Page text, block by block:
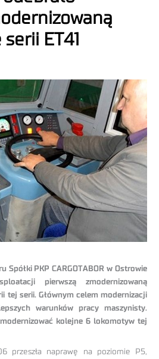
ET41
Spółki PKP CARGOTABOR w Ostrowie
pierwszą zmodernizowaną
tej serii. Głównym celem modernizacji
warunków pracy maszynisty.
kolejne 6 lokomotyw tej
przeszła naprawę na poziomie P5,